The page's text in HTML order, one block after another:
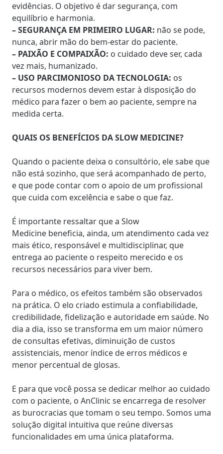
evidências. O objetivo é dar segurança, com
equilíbrio e harmonia.
– SEGURANÇA EM PRIMEIRO LUGAR: não se pode,
nunca, abrir mão do bem-estar do paciente.
– PAIXÃO E COMPAIXÃO: o cuidado deve ser, cada
vez mais, humanizado.
– USO PARCIMONIOSO DA TECNOLOGIA: os
recursos modernos devem estar à disposição do
médico para fazer o bem ao paciente, sempre na
medida certa.
QUAIS OS BENEFÍCIOS DA SLOW MEDICINE?
Quando o paciente deixa o consultório, ele sabe que
não está sozinho, que será acompanhado de perto,
e que pode contar com o apoio de um profissional
que cuida com excelência e sabe o que faz.
É importante ressaltar que a Slow
Medicine beneficia, ainda, um atendimento cada vez
mais ético, responsável e multidisciplinar, que
entrega ao paciente o respeito merecido e os
recursos necessários para viver bem.
Para o médico, os efeitos também são observados
na prática. O elo criado estimula a confiabilidade,
credibilidade, fidelização e autoridade em saúde. No
dia a dia, isso se transforma em um maior número
de consultas efetivas, diminuição de custos
assistenciais, menor índice de erros médicos e
menor percentual de glosas.
E para que você possa se dedicar melhor ao cuidado
com o paciente, o AnClinic se encarrega de resolver
as burocracias que tomam o seu tempo. Somos uma
solução digital intuitiva que reúne diversas
funcionalidades em uma única plataforma.